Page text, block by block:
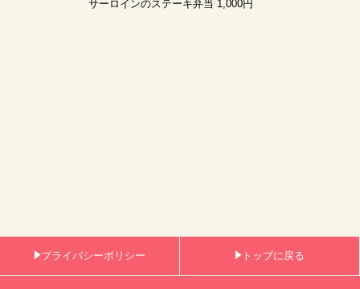
サーロインのステーキ弁当 1,000円
プライバシーポリシー トップに戻る